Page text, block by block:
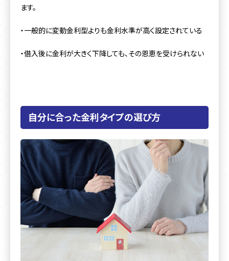
ます。
・一般的に変動金利型よりも金利水準が高く設定されている
・借入後に金利が大きく下降しても、その恩恵を受けられない
自分に合った金利タイプの選び方